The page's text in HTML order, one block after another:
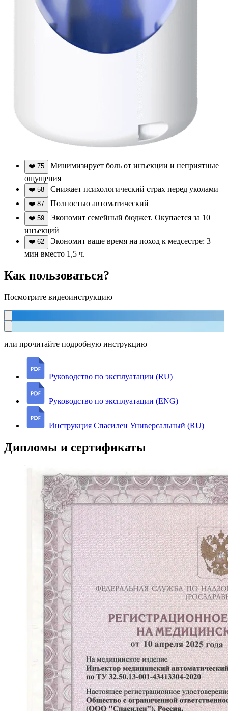
❤️ 75
Минимизирует боль от инъекции и неприятные
ощущения
❤️ 58 Снижает психологический страх перед уколами
❤️ 87 Полностью автоматический
❤️ 59
Экономит семейный бюджет. Окупается за 10
инъекций
❤️ 62
Экономит ваше время на поход к медсестре: 3
мин вместо 1,5 ч.
Как пользоваться?
Посмотрите видеоинструкцию
или прочитайте подробную инструкцию
Руководство по эксплуатации (RU)
Руководство по эксплуатации (ENG)
Инструкция Спасилен Универсальный (RU)
Дипломы и сертификаты